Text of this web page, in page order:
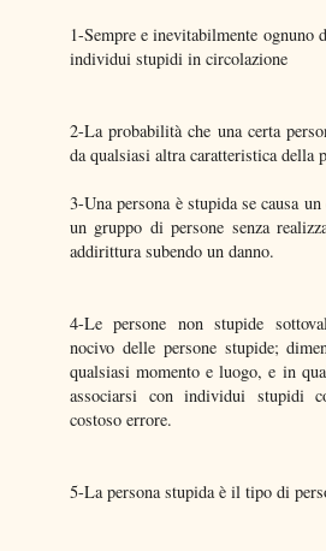
1-Sempre e inevitabilmente
individui stupidi in circolazione
2-La probabilità che una certa
da qualsiasi altra caratteristica della
3-Una persona è stupida se causa
un gruppo di persone senza
addirittura subendo un danno.
4-Le persone non stupide
nocivo delle persone stupide;
qualsiasi momento e luogo, e in
associarsi con individui stupidi
costoso errore.
5-La persona stupida è il tipo di